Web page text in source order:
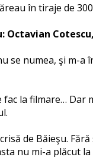
în tiraje de
Octavian
numea, şi m-a
fac la filmare…
de Băieşu.
nu mi-a plăcut